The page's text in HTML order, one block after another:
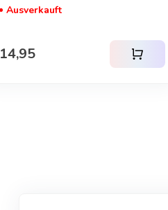
Ausverkauft
Regulärer Preis
14,95 shopping_cart